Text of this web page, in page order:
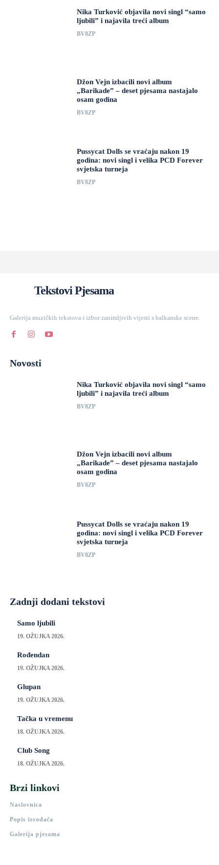
Nika Turković objavila novi singl “samo
ljubili” i najavila treći album
BV8ZP
Džon Vejn izbacili novi album
„Barikade” – deset pjesama nastajalo
osam godina
BV8ZP
Pussycat Dolls se vraćaju nakon 19
godina: novi singl i velika PCD Forever
svjetska turneja
BV8ZP
Tekstovi Pjesama
Galerija muzičkih tekstova i izbor zanimljivih vijesti s balkanske scene.
Novosti
Nika Turković objavila novi singl “samo
ljubili” i najavila treći album
BV8ZP
Džon Vejn izbacili novi album
„Barikade” – deset pjesama nastajalo
osam godina
BV8ZP
Pussycat Dolls se vraćaju nakon 19
godina: novi singl i velika PCD Forever
svjetska turneja
BV8ZP
Zadnji dodani tekstovi
Samo ljubili
19. OŽUJKA 2026.
Rođendan
19. OŽUJKA 2026.
Glupan
19. OŽUJKA 2026.
Tačka u vremenu
18. OŽUJKA 2026.
Club Song
18. OŽUJKA 2026.
Brzi linkovi
Naslovnica
Popis izvođača
Galerija pjesama